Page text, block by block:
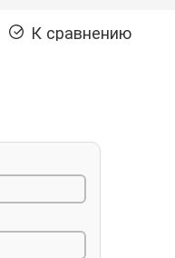
К сравнению